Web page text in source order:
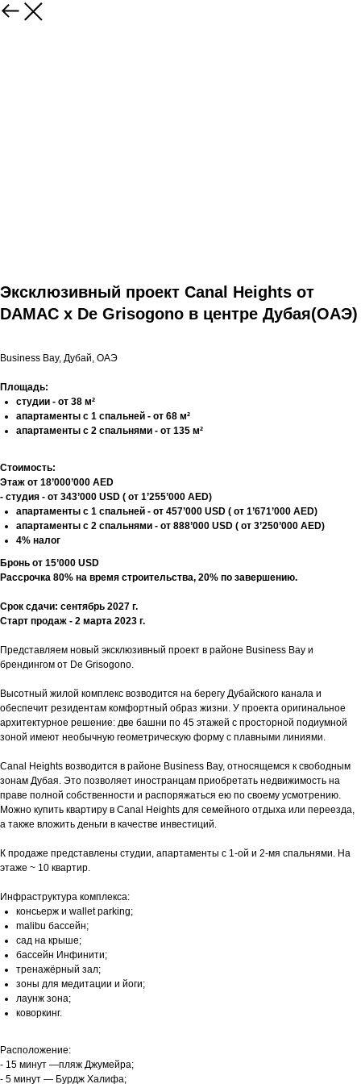
Эксклюзивный проект Canal Heights от
DAMAC х De Grisogono в центре Дубая(ОАЭ)
Business Bay, Дубай, ОАЭ
Площадь:
студии - от 38 м²
апартаменты с 1 спальней - от 68 м²
апартаменты с 2 спальнями - от 135 м²
Стоимость:
Этаж от 18’000’000 AED
- студия - от 343’000 USD ( от 1’255’000 AED)
апартаменты с 1 спальней - от 457’000 USD ( от 1’671’000 AED)
апартаменты с 2 спальнями - от 888’000 USD ( от 3’250’000 AED)
4% налог
Бронь от 15’000 USD
Рассрочка 80% на время строительства, 20% по завершению.
Срок сдачи: сентябрь 2027 г.
Старт продаж - 2 марта 2023 г.
Представляем новый эксклюзивный проект в районе Business Bay и
брендингом от De Grisogono.
Высотный жилой комплекс возводится на берегу Дубайского канала и
обеспечит резидентам комфортный образ жизни. У проекта оригинальное
архитектурное решение: две башни по 45 этажей с просторной подиумной
зоной имеют необычную геометрическую форму с плавными линиями.
Canal Heights возводится в районе Business Bay, относящемся к свободным
зонам Дубая. Это позволяет иностранцам приобретать недвижимость на
праве полной собственности и распоряжаться ею по своему усмотрению.
Можно купить квартиру в Canal Heights для семейного отдыха или переезда,
а также вложить деньги в качестве инвестиций.
К продаже представлены студии, апартаменты с 1-ой и 2-мя спальнями. На
этаже ~ 10 квартир.
Инфраструктура комплекса:
консьерж и wallet parking;
malibu бассейн;
сад на крыше;
бассейн Инфинити;
тренажёрный зал;
зоны для медитации и йоги;
лаунж зона;
коворкинг.
Расположение:
- 15 минут —пляж Джумейра;
- 5 минут — Бурдж Халифа;